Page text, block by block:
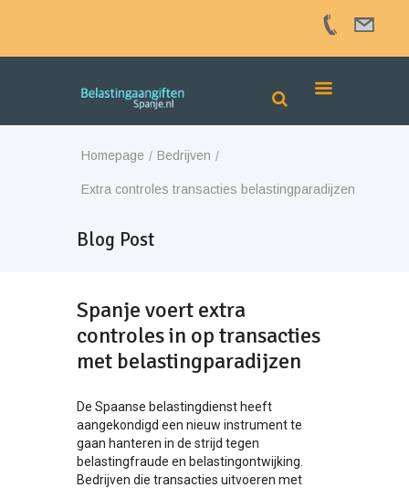
Homepage Bedrijven
Extra controles transacties belastingparadijzen
Blog Post
Spanje voert extra
controles in op transacties
met belastingparadijzen
De Spaanse belastingdienst heeft
aangekondigd een nieuw instrument te
gaan hanteren in de strijd tegen
belastingfraude en belastingontwijking.
Bedrijven die transacties uitvoeren met